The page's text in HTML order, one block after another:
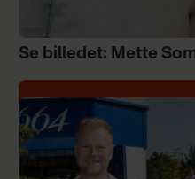
Se billedet: Mette